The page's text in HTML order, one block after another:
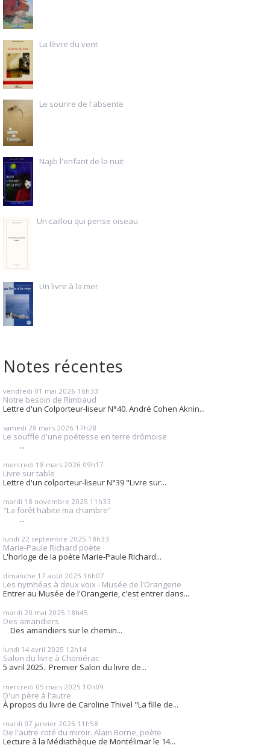
La lèvre du vent
Le sourire de l'absente
Najib l'enfant de la nuit
Un caillou qui pense oiseau
Un livre à la mer
Notes récentes
vendredi 01 mai 2026 16h33
Notre besoin de Rimbaud
Lettre d'un Colporteur-liseur N°40. André Cohen Aknin...
samedi 28 mars 2026 17h28
Le souffle d'une poétesse en terre drômoise
...
mercredi 18 mars 2026 09h17
Livre sur table
Lettre d'un colporteur-liseur N°39 "Livre sur...
mardi 18 novembre 2025 11h33
"La forêt habite ma chambre”
...
lundi 22 septembre 2025 18h33
Marie-Paule Richard poète
L'horloge de la poète Marie-Paule Richard...
dimanche 17 août 2025 16h07
Les nymhéas à deux voix - Musée de l'Orangerie
Entrer au Musée de l'Orangerie, c'est entrer dans...
mardi 20 mai 2025 18h45
Des amandiers
Des amandiers sur le chemin...
lundi 14 avril 2025 12h14
Salon du livre à Chomérac
5 avril 2025. Premier Salon du livre de...
mercredi 05 mars 2025 10h09
D'un père à l'autre
À propos du livre de Caroline Thivel "La fille de...
mardi 07 janvier 2025 11h58
De l'autre coté du miroir. Alain Borne, poète
Lecture à la Médiathèque de Montélimar le 14...